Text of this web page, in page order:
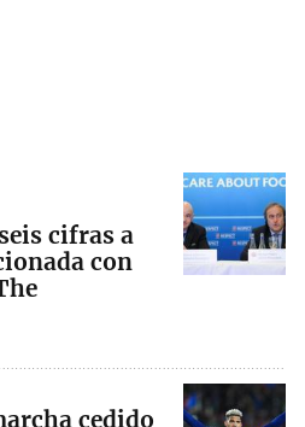
cifras a
con
cedido